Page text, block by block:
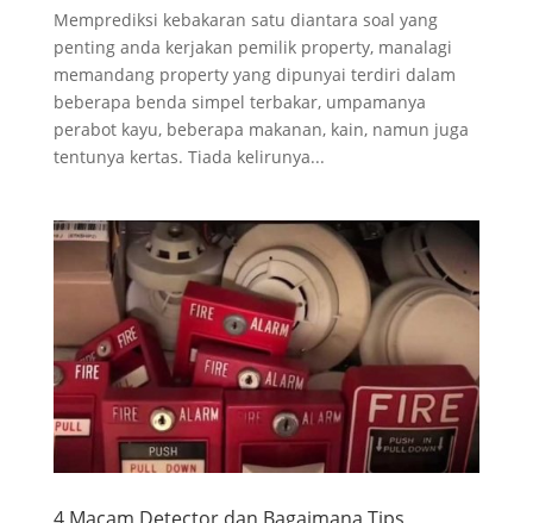
Memprediksi kebakaran satu diantara soal yang
penting anda kerjakan pemilik property, manalagi
memandang property yang dipunyai terdiri dalam
beberapa benda simpel terbakar, umpamanya
perabot kayu, beberapa makanan, kain, namun juga
tentunya kertas. Tiada kelirunya...